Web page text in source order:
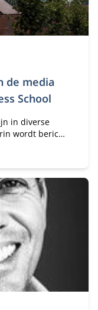
de media
School
in diverse
wordt bericht
van Bestuur
diverse
waarbij ook
werd